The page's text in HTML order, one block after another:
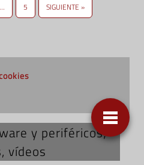
… 5 SIGUIENTE »
y periféricos;
vídeos